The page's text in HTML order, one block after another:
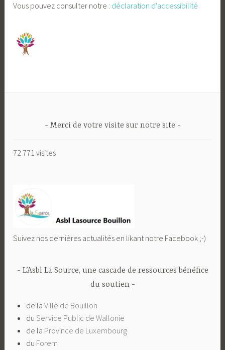
Vous pouvez consulter notre : déclaration d'accessibilité
Merci de votre visite sur notre site
72 771 visites
Suivez nos dernières actualités en likant notre Facebook ;-)
L’Asbl La Source, une cascade de ressources bénéfice
du soutien
de la Ville de Bouillon
du Service Public de Wallonie
de la Province de Luxembourg
du Forem